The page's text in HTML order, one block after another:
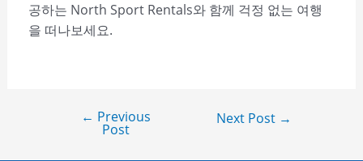
공하는 North Sport Rentals와 함께 걱정 없는 여행
을 떠나보세요.
← Previous
Post
Next Post →